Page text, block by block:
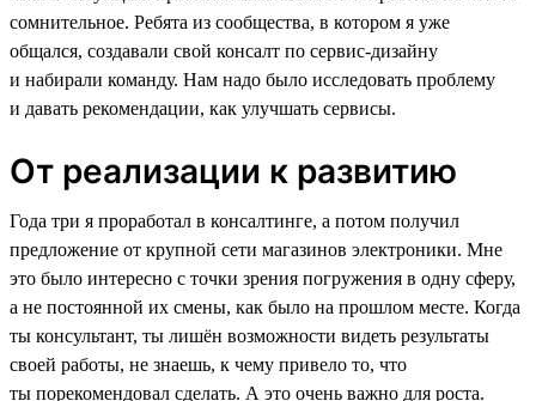
сомнительное. Ребята из сообщества, в котором я уже
общался, создавали свой консалт по сервис-дизайну
и набирали команду. Нам надо было исследовать проблему
и давать рекомендации, как улучшать сервисы.
От реализации к развитию
Года три я проработал в консалтинге, а потом получил
предложение от крупной сети магазинов электроники. Мне
это было интересно с точки зрения погружения в одну сферу,
а не постоянной их смены, как было на прошлом месте. Когда
ты консультант, ты лишён возможности видеть результаты
своей работы, не знаешь, к чему привело то, что
ты порекомендовал сделать. А это очень важно для роста.